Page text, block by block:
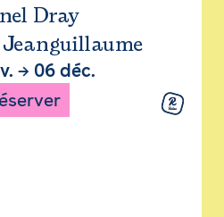
Dray
→ 06 déc.